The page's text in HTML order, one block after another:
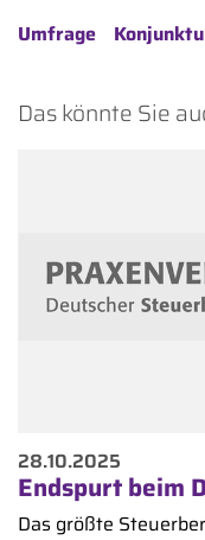
Umfrage
Das könnte Sie
28.10.2025
Endspurt beim
Das größte